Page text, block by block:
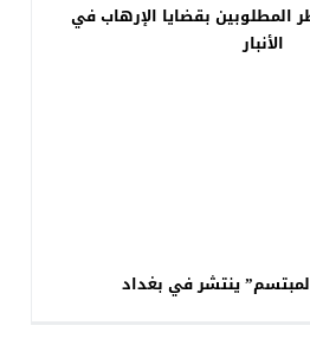
المطلوبين بقضايا الإرهاب في
الأنبار
ينتشر في بغداد